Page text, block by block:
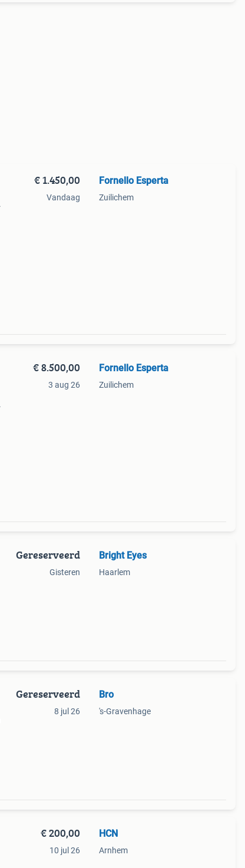
€ 1.450,00
Vandaag
Fornello Esperta
Zuilichem
€ 8.500,00
3 aug 26
Fornello Esperta
Zuilichem
Gereserveerd
Gisteren
Bright Eyes
Haarlem
Gereserveerd
8 jul 26
Bro
's-Gravenhage
€ 200,00
10 jul 26
HCN
Arnhem